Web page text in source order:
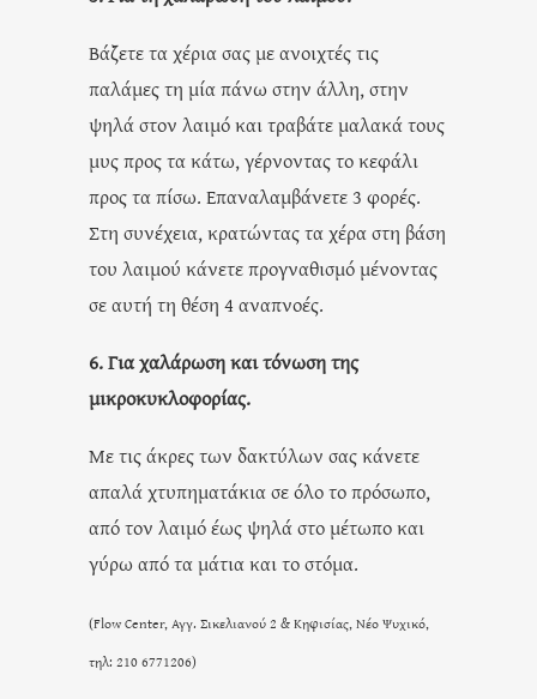
Βάζετε τα χέρια σας με ανοιχτές τις
παλάμες τη μία πάνω στην άλλη, στην
ψηλά στον λαιμό και τραβάτε μαλακά τους
μυς προς τα κάτω, γέρνοντας το κεφάλι
προς τα πίσω. Επαναλαμβάνετε 3 φορές.
Στη συνέχεια, κρατώντας τα χέρα στη βάση
του λαιμού κάνετε προγναθισμό μένοντας
σε αυτή τη θέση 4 αναπνοές.
6. Για χαλάρωση και τόνωση της
μικροκυκλοφορίας.
Με τις άκρες των δακτύλων σας κάνετε
απαλά χτυπηματάκια σε όλο το πρόσωπο,
από τον λαιμό έως ψηλά στο μέτωπο και
γύρω από τα μάτια και το στόμα.
(Flow Center, Αγγ. Σικελιανού 2 & Κηφισίας, Νέο Ψυχικό,
τηλ: 210 6771206)